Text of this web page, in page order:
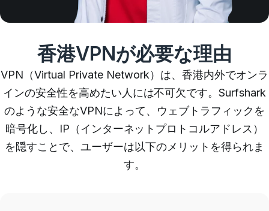
香港VPNが必要な理由
VPN（Virtual Private Network）は、香港内外でオンラ
インの安全性を高めたい人には不可欠です。Surfshark
のような安全なVPNによって、ウェブトラフィックを
暗号化し、IP（インターネットプロトコルアドレス）
を隠すことで、ユーザーは以下のメリットを得られま
す。